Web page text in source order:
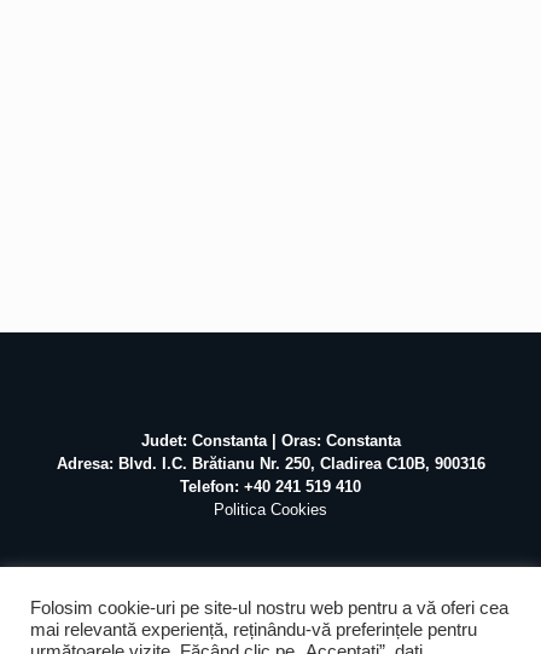
Judet: Constanta | Oras: Constanta
Adresa: Blvd. I.C. Brătianu Nr. 250, Cladirea C10B, 900316
Telefon: +40 241 519 410
Politica Cookies
Folosim cookie-uri pe site-ul nostru web pentru a vă oferi cea
mai relevantă experiență, reținându-vă preferințele pentru